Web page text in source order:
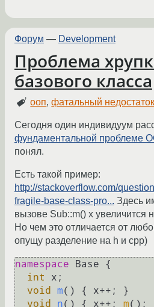
Форум — Development
Проблема
базового класса
ооп,фатальный недостаток
Сегодня один индивидуум
фундаментальной проблеме
понял.
Есть такой пример:
http://stackoverflow.com/
fragile-base-class-pro... Здесь
вызове Sub::m() x увеличится
Но чем это отличается от
опущу разделение на h и cpp)
namespace Base {
int
x;
void
m()
{ x++; }
void
n() { x++; m();